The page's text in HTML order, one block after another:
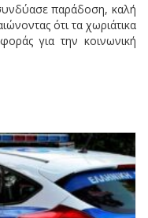
παράδοση, καλή
ότι τα χωριάτικα
για την κοινωνική